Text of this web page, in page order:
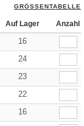
GRÖSSENTABELLE
Auf Lager Anzahl
16
24
23
22
16